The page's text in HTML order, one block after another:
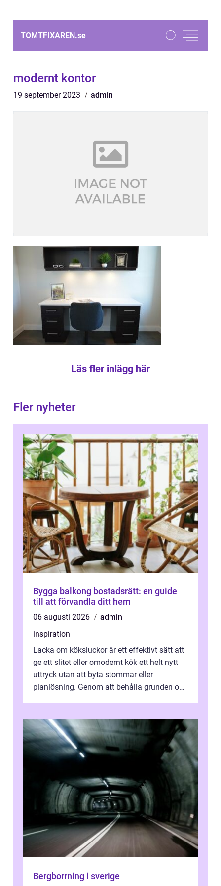
TOMTFIXAREN.se
modernt kontor
19 september 2023 admin
Läs fler inlägg här
Fler nyheter
Bygga balkong bostadsrätt: en guide
till att förvandla ditt hem
06 augusti 2026
admin
inspiration
Lacka om köksluckor är ett effektivt sätt att
ge ett slitet eller omodernt kök ett helt nytt
uttryck utan att byta stommar eller
planlösning. Genom att behålla grunden och
Bergborrning i sverige